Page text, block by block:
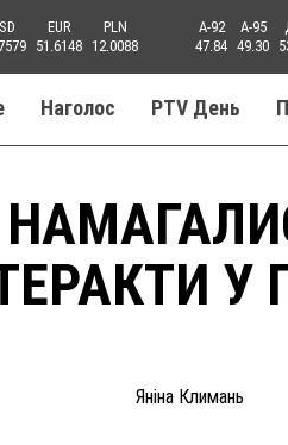
EUR
51.6148
PLN
12.0088
A-92
47.84
A-95
49.30
Наголос PTV День
У
Яніна Климань